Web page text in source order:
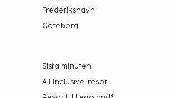
Frederikshavn
Göteborg
Sista minuten
All Inclusive-resor